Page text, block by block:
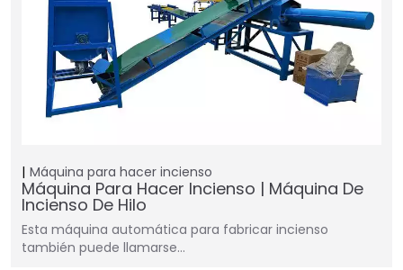
Máquina para hacer incienso
Máquina Para Hacer Incienso | Máquina De
Incienso De Hilo
Esta máquina automática para fabricar incienso
también puede llamarse…